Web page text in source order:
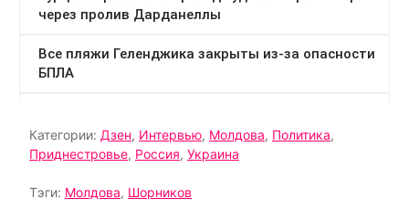
Категории: Дзен, Интервью, Молдова, Политика,
Приднестровье, Россия, Украина
Тэги: Молдова, Шорников